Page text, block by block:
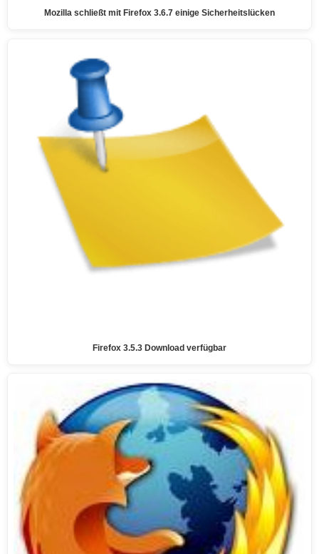
Mozilla schließt mit Firefox 3.6.7 einige Sicherheitslücken
Firefox 3.5.3 Download verfügbar